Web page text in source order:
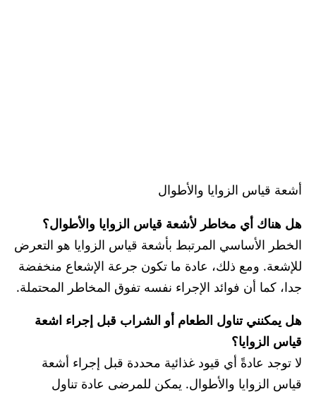
أشعة قياس الزوايا والأطوال
هل هناك أي مخاطر لأشعة قياس الزوايا والأطوال؟
الخطر الأساسي المرتبط بأشعة قياس الزوايا هو التعرض
للإشعة. ومع ذلك، عادة ما تكون جرعة الإشعاع منخفضة
جدا، كما أن فوائد الإجراء نفسه تفوق المخاطر المحتملة.
هل يمكنني تناول الطعام أو الشراب قبل إجراء اشعة
قياس الزوايا؟
لا توجد عادةً أي قيود غذائية محددة قبل إجراء أشعة
قياس الزوايا والأطوال. يمكن للمرضى عادة تناول